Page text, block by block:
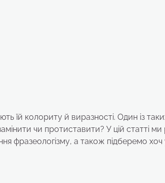
їй колориту й виразності. Один із
чи протиставити? У цій статті
фразеологізму, а також підберемо хоч